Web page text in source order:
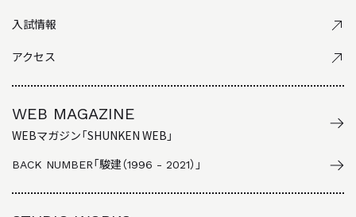
入試情報
アクセス
WEB MAGAZINE
WEBマガジン「SHUNKEN WEB」
BACK NUMBER「駿建（1996 - 2021）」